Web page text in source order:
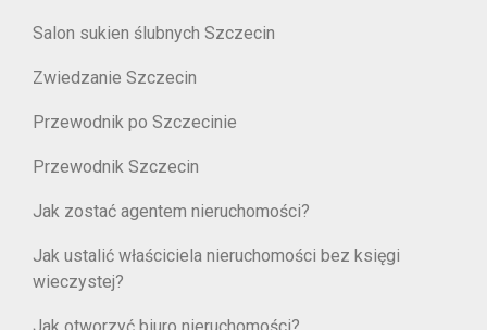
Salon sukien ślubnych Szczecin
Zwiedzanie Szczecin
Przewodnik po Szczecinie
Przewodnik Szczecin
Jak zostać agentem nieruchomości?
Jak ustalić właściciela nieruchomości bez księgi
wieczystej?